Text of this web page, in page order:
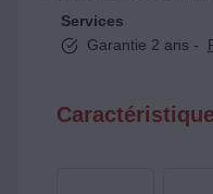
Services
Garantie 2 ans -